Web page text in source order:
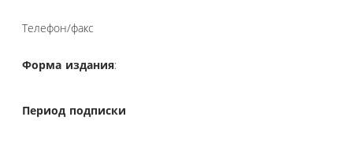
Телефон/факс
Форма издания:
Период подписки